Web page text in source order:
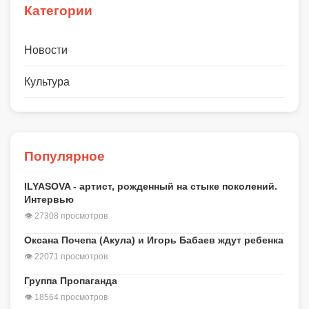
Категории
Новости
Культура
Популярное
ILYASOVA - артист, рожденный на стыке поколений.
Интервью
👁 27308 просмотров
Оксана Почепа (Акула) и Игорь Бабаев ждут ребенка
👁 22071 просмотров
Группа Пропаганда
👁 18564 просмотров